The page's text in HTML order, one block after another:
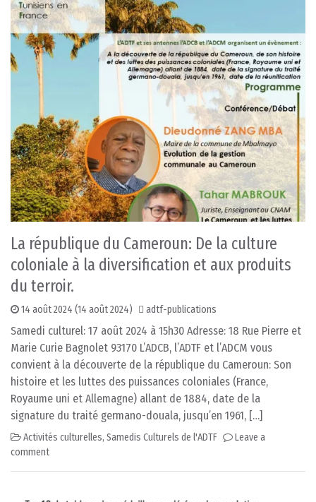
La république du Cameroun: De la culture
coloniale à la diversification et aux produits
du terroir.
14 août 2024 (14 août 2024) adtf-publications
Samedi culturel: 17 août 2024 à 15h30 Adresse: 18 Rue Pierre et
Marie Curie Bagnolet 93170 L’ADCB, l’ADTF et l’ADCM vous
convient à la découverte de la république du Cameroun: Son
histoire et les luttes des puissances coloniales (France,
Royaume uni et Allemagne) allant de 1884, date de la
signature du traité germano-douala, jusqu’en 1961, […]
Activités culturelles, Samedis Culturels de l'ADTF
Leave a
comment